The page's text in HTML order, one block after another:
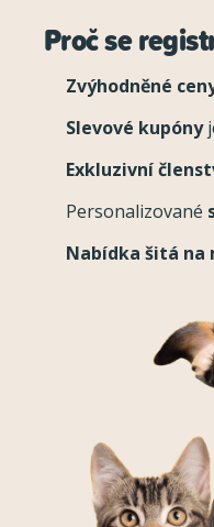
Proč se
Zvýhodněné
Slevové kupóny
Exkluzivní
Personalizované
Nabídka šitá na